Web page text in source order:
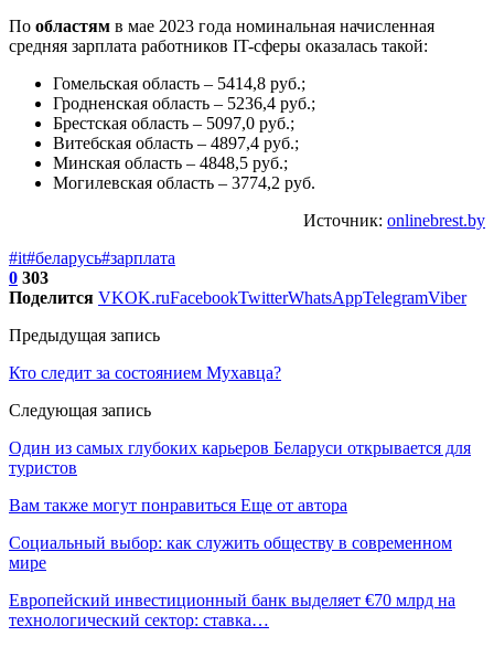
По областям в мае 2023 года номинальная начисленная
средняя зарплата работников IT-сферы оказалась такой:
Гомельская область – 5414,8 руб.;
Гродненская область – 5236,4 руб.;
Брестская область – 5097,0 руб.;
Витебская область – 4897,4 руб.;
Минская область – 4848,5 руб.;
Могилевская область – 3774,2 руб.
Источник: onlinebrest.by
#it#беларусь#зарплата
0 303
Поделится VKOK.ruFacebookTwitterWhatsAppTelegramViber
Предыдущая запись
Кто следит за состоянием Мухавца?
Следующая запись
Один из самых глубоких карьеров Беларуси открывается для
туристов
Вам также могут понравиться Еще от автора
Социальный выбор: как служить обществу в современном
мире
Европейский инвестиционный банк выделяет €70 млрд на
технологический сектор: ставка…